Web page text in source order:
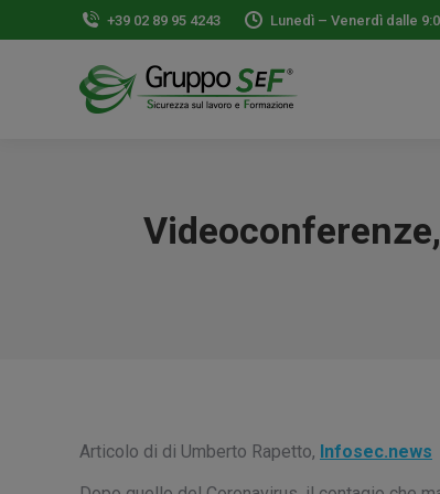
+39 02 89 95 4243 Lunedì – Venerdì dalle
Articolo di di Umberto Rapetto, Infosec.news